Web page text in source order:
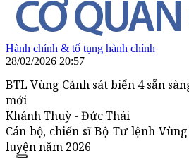
Hành chính & tố tụng hành chính
28/02/2026 20:57
BTL Vùng Cảnh sát biển 4 sẵn
mới
Khánh Thuỳ - Đức Thái
Cán bộ, chiến sĩ Bộ Tư lệnh
luyện năm 2026